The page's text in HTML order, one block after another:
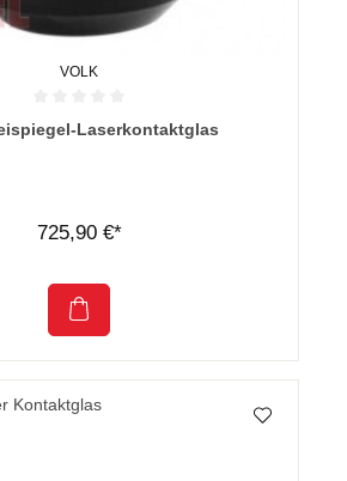
VOLK
Bewertung von 0 von 5 Sternen
Laserkontaktglas
725,90 €*